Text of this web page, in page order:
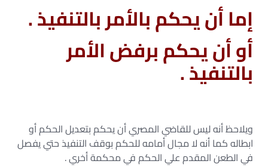
إما أن يحكم بالأمر بالتنفيذ .
أو أن يحكم برفض الأمر
بالتنفيذ .
ويلاحظ أنه ليس للقاضي المصري أن يحكم بتعديل الحكم أو
ابطاله كما أنه لا مجال أمامه للحكم بوقف التنفيذ حتي يفصل
في الطعن المقدم علي الحكم في محكمة أخري .